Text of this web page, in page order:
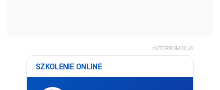
AUTOPROMOCJA
SZKOLENIE ONLINE